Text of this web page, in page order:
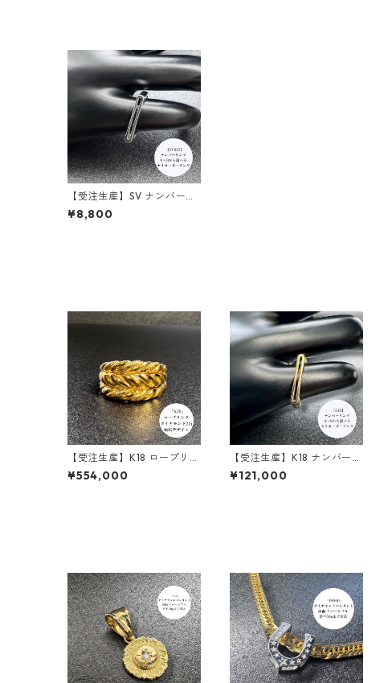
【受注生産】SV ナンバーリ
ング｜数字モチーフ｜幅2.7
mm｜customade.045
¥8,800
【受注生産】K18 ロープリン
グ | 幅11ｍｍ | customade.
045
¥554,000
【受注生産】K18 ナンバーリ
ング｜数字モチーフ｜幅2.7
mm｜customade.045
¥121,000